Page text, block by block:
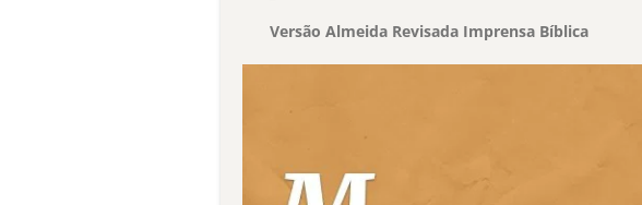
Versão Almeida Revisada Imprensa Bíblica